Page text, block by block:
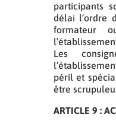
participants
délai l’ordre
formateur
Les
péril et
être
ARTICLE 9 :